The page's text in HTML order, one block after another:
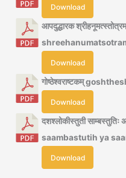
Download
आपदुद्धारक
Download
गोष्ठेश्वराष्टकम्
Download
दशश्लोकीस्तुती
saambastutih ya
Download